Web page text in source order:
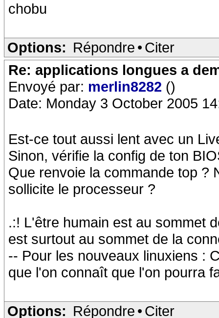
chobu
Options: Répondre • Citer
Re: applications longues a
Envoyé par: merlin8282 ()
Date: Monday 3 October 2005
Est-ce tout aussi lent avec un
Sinon, vérifie la config de ton
Que renvoie la commande top ?
sollicite le processeur ?
.:! L'être humain est au sommet
est surtout au sommet de la
-- Pour les nouveaux linuxiens :
que l'on connaît que l'on pourra
Options: Répondre • Citer